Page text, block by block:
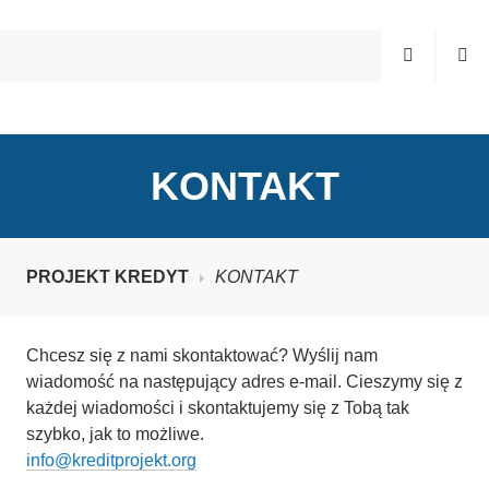
KREDYT NR 1-7
MENU
SUCHE
KONTAKT
PROJEKT KREDYT KONTAKT
Chcesz się z nami skontaktować? Wyślij nam
wiadomość na następujący adres e-mail. Cieszymy się z
każdej wiadomości i skontaktujemy się z Tobą tak
szybko, jak to możliwe.
info@kreditprojekt.org